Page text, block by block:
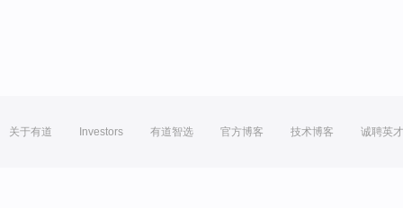
关于有道 Investors 有道智选 官方博客 技术博客 诚聘英才